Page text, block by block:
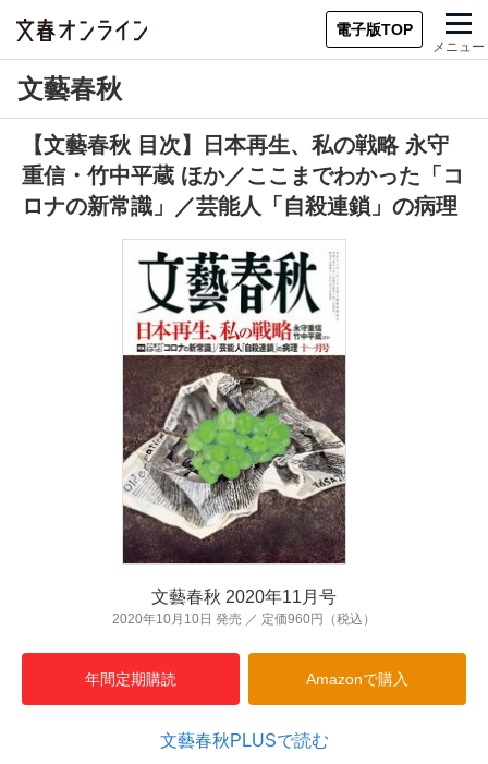
電子版TOP
メニュー
文藝春秋
【文藝春秋 目次】日本再生、私の戦略 永守
重信・竹中平蔵 ほか／ここまでわかった「コ
ロナの新常識」／芸能人「自殺連鎖」の病理
文藝春秋 2020年11月号
2020年10月10日 発売 ／ 定価960円（税込）
年間定期購読 Amazonで購入
文藝春秋PLUSで読む